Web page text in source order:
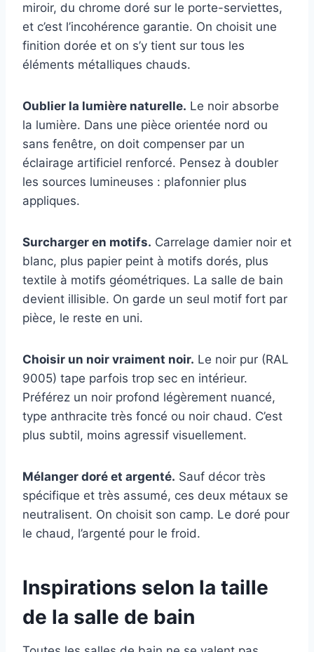
miroir, du chrome doré sur le porte-serviettes,
et c’est l’incohérence garantie. On choisit une
finition dorée et on s’y tient sur tous les
éléments métalliques chauds.
Oublier la lumière naturelle. Le noir absorbe
la lumière. Dans une pièce orientée nord ou
sans fenêtre, on doit compenser par un
éclairage artificiel renforcé. Pensez à doubler
les sources lumineuses : plafonnier plus
appliques.
Surcharger en motifs. Carrelage damier noir et
blanc, plus papier peint à motifs dorés, plus
textile à motifs géométriques. La salle de bain
devient illisible. On garde un seul motif fort par
pièce, le reste en uni.
Choisir un noir vraiment noir. Le noir pur (RAL
9005) tape parfois trop sec en intérieur.
Préférez un noir profond légèrement nuancé,
type anthracite très foncé ou noir chaud. C’est
plus subtil, moins agressif visuellement.
Mélanger doré et argenté. Sauf décor très
spécifique et très assumé, ces deux métaux se
neutralisent. On choisit son camp. Le doré pour
le chaud, l’argenté pour le froid.
Inspirations selon la taille
de la salle de bain